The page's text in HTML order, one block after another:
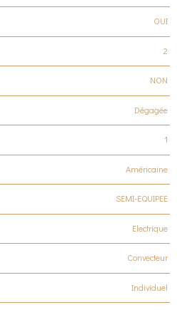
OUI
2
NON
Dégagée
1
Américaine
SEMI-EQUIPEE
Electrique
Convecteur
Individuel